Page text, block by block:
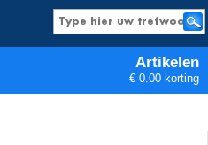
Artikelen
€ 0.00 korting